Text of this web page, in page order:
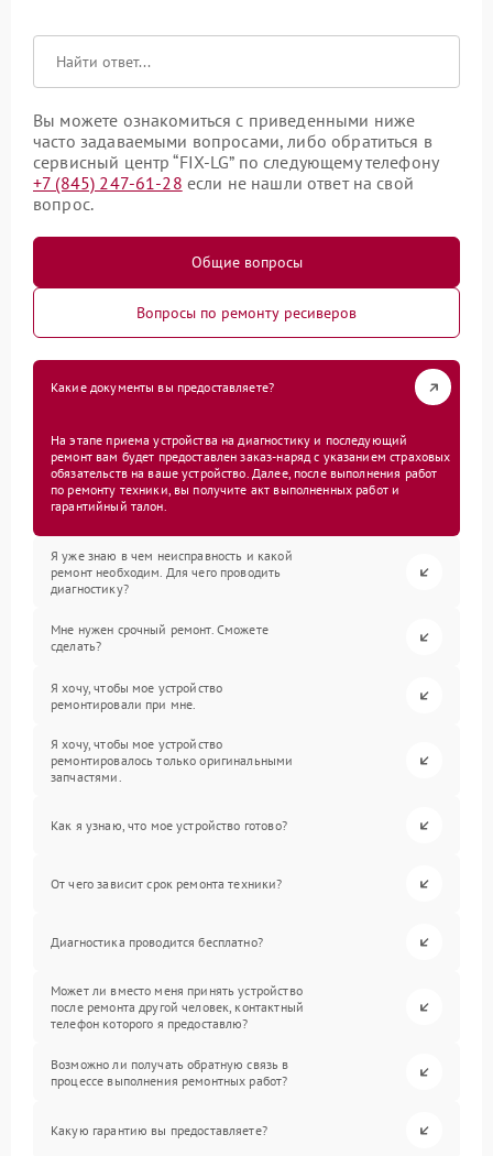
Вы можете ознакомиться с приведенными ниже
часто задаваемыми вопросами, либо обратиться в
сервисный центр “FIX-LG” по следующему телефону
+7 (845) 247-61-28 если не нашли ответ на свой
вопрос.
Общие вопросы
Вопросы по ремонту ресиверов
Какие документы вы предоставляете?
На этапе приема устройства на диагностику и последующий
ремонт вам будет предоставлен заказ-наряд с указанием страховых
обязательств на ваше устройство. Далее, после выполнения работ
по ремонту техники, вы получите акт выполненных работ и
гарантийный талон.
Я уже знаю в чем неисправность и какой
ремонт необходим. Для чего проводить
диагностику?
Мне нужен срочный ремонт. Сможете
сделать?
Я хочу, чтобы мое устройство
ремонтировали при мне.
Я хочу, чтобы мое устройство
ремонтировалось только оригинальными
запчастями.
Как я узнаю, что мое устройство готово?
От чего зависит срок ремонта техники?
Диагностика проводится бесплатно?
Может ли вместо меня принять устройство
после ремонта другой человек, контактный
телефон которого я предоставлю?
Возможно ли получать обратную связь в
процессе выполнения ремонтных работ?
Какую гарантию вы предоставляете?